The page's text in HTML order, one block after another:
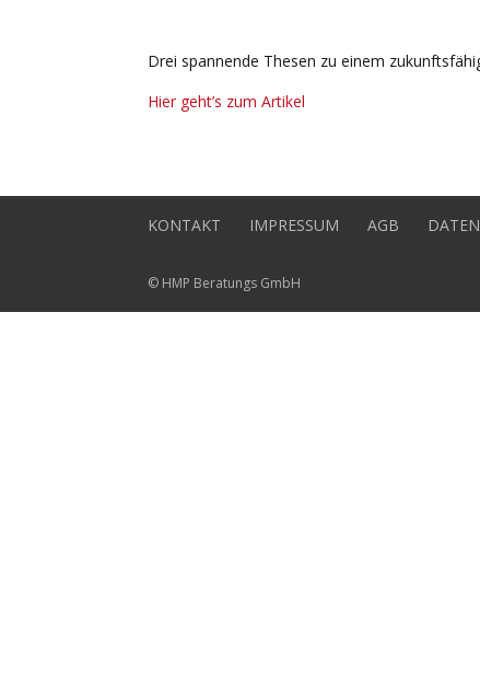
Drei spannende Thesen zu einem
Hier geht’s zum Artikel
KONTAKT IMPRESSUM AGB
© HMP Beratungs GmbH